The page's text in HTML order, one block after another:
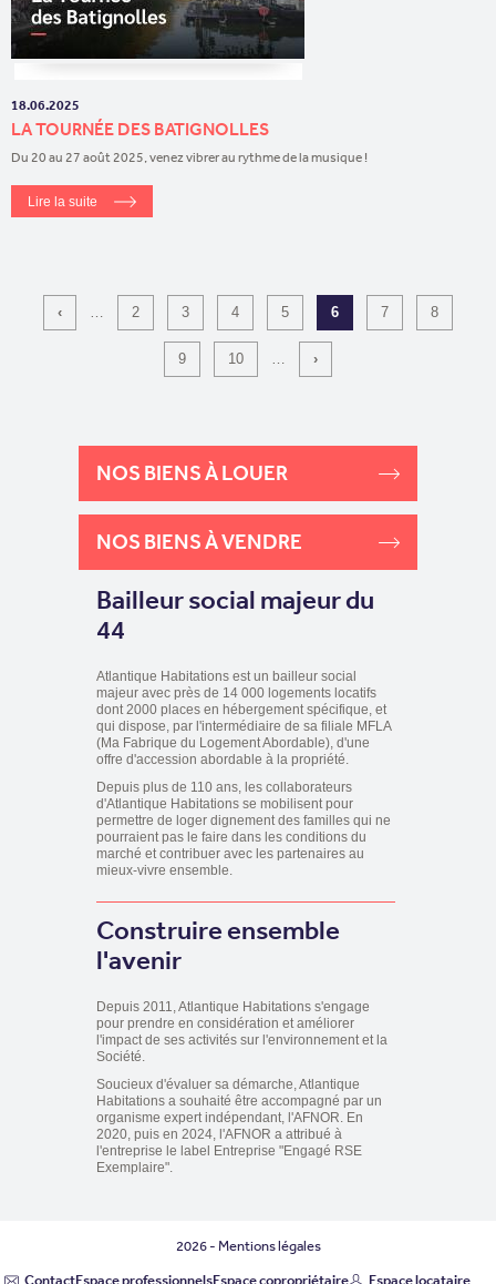
18.06.2025
LA TOURNÉE DES BATIGNOLLES
Du 20 au 27 août 2025, venez vibrer au rythme de la musique !
Lire la suite
‹ … 2 3 4 5 6 7 8
9 10 … ›
NOS BIENS À LOUER
NOS BIENS À VENDRE
Bailleur social majeur du
44
Atlantique Habitations est un bailleur social
majeur avec près de 14 000 logements locatifs
dont 2000 places en hébergement spécifique, et
qui dispose, par l'intermédiaire de sa filiale MFLA
(Ma Fabrique du Logement Abordable), d'une
offre d'accession abordable à la propriété.
Depuis plus de 110 ans, les collaborateurs
d'Atlantique Habitations se mobilisent pour
permettre de loger dignement des familles qui ne
pourraient pas le faire dans les conditions du
marché et contribuer avec les partenaires au
mieux-vivre ensemble.
Construire ensemble
l'avenir
Depuis 2011, Atlantique Habitations s'engage
pour prendre en considération et améliorer
l'impact de ses activités sur l'environnement et la
Société.
Soucieux d'évaluer sa démarche, Atlantique
Habitations a souhaité être accompagné par un
organisme expert indépendant, l'AFNOR. En
2020, puis en 2024, l'AFNOR a attribué à
l'entreprise le label Entreprise "Engagé RSE
Exemplaire".
2026 - Mentions légales
ContactEspace professionnelsEspace copropriétaire Espace locataire